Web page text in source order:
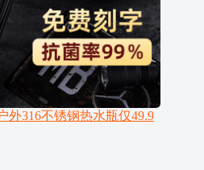
外316不锈钢热水瓶仅49.9